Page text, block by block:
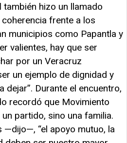
hizo un llamado
frente a los
municipios como Papantla y
valientes, hay que ser
por un Veracruz
un ejemplo de dignidad y
dejar”. Durante el encuentro,
recordó que Movimiento
partido, sino una familia.
—dijo—, “el apoyo mutuo, la